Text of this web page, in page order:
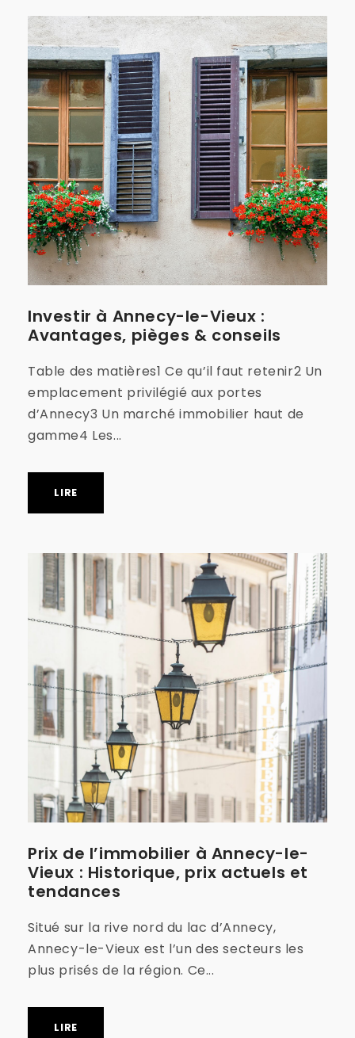
Investir à Annecy-le-Vieux :
Avantages, pièges & conseils
Table des matières1 Ce qu’il faut retenir2 Un
emplacement privilégié aux portes
d’Annecy3 Un marché immobilier haut de
gamme4 Les...
LIRE
Prix de l’immobilier à Annecy-le-
Vieux : Historique, prix actuels et
tendances
Situé sur la rive nord du lac d’Annecy,
Annecy-le-Vieux est l’un des secteurs les
plus prisés de la région. Ce...
LIRE